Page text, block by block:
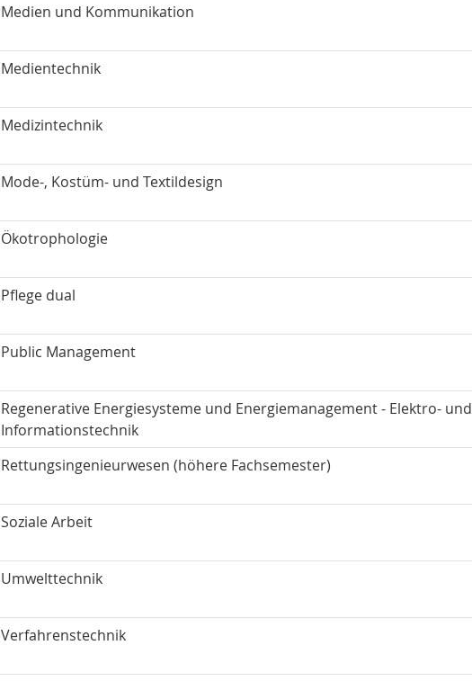
Medien und Kommunikation
Medientechnik
Medizintechnik
Mode-, Kostüm- und Textildesign
Ökotrophologie
Pflege dual
Public Management
Regenerative Energiesysteme und Energiemanagement - Elektro- und
Informationstechnik
Rettungsingenieurwesen (höhere Fachsemester)
Soziale Arbeit
Umwelttechnik
Verfahrenstechnik